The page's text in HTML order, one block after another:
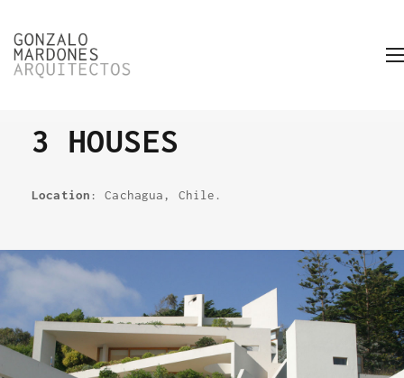
3 HOUSES
Location: Cachagua, Chile.